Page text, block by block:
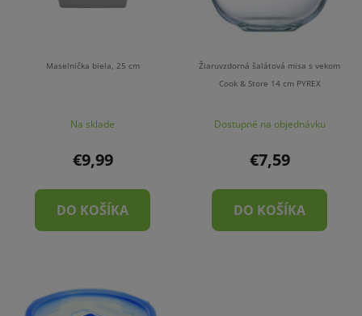
Maselnička biela, 25 cm
Na sklade
€9,99
DO KOŠÍKA
Žiaruvzdorná šalátová misa s vekom
Cook & Store 14 cm PYREX
Dostupné na objednávku
€7,59
DO KOŠÍKA